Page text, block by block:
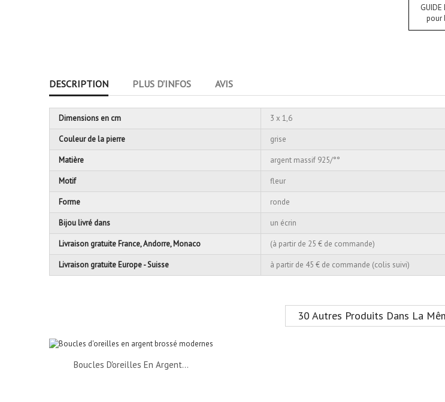
GUIDE
pour
DESCRIPTION PLUS D'INFOS AVIS
Dimensions en cm 3 x 1,6
Couleur de la pierre grise
Matière argent massif 925/°°
Motif fleur
Forme ronde
Bijou livré dans un écrin
Livraison gratuite France, Andorre, Monaco (à partir de 25 € de commande)
Livraison gratuite Europe - Suisse à partir de 45 € de commande (colis suivi)
30 Autres Produits Dans La
Boucles D'oreilles En Argent...